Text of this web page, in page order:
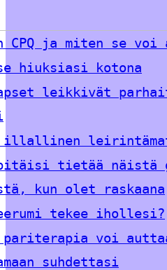
CPQ ja miten se
hiuksiasi kotona
leikkivät
illallinen
tietää näistä
kun olet raskaana
tekee ihollesi?
pariterapia voi
suhdettasi